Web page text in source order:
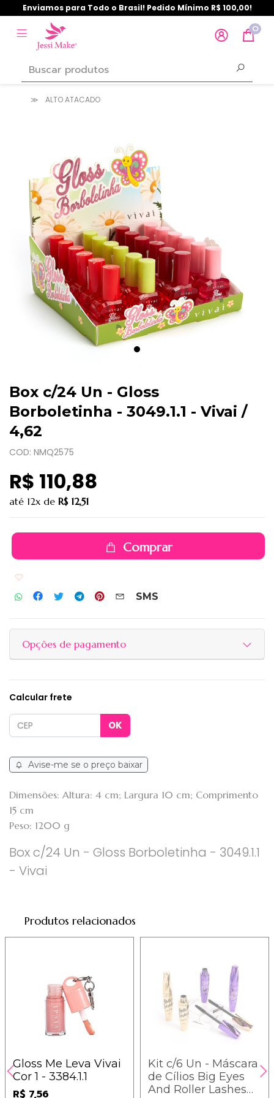
Enviamos para Todo o Brasil! Pedido Mínimo R$ 100,00!
0
ALTO ATACADO
Box c/24 Un - Gloss
Borboletinha - 3049.1.1 - Vivai /
4,62
COD: NMQ2575
R$ 110,88
até 12x de R$ 12,51
Comprar
SMS
Opções de pagamento
Calcular frete
Avise-me se o preço baixar
Dimensões: Altura: 4 cm; Largura 10 cm; Comprimento
15 cm
Peso: 1200 g
Box c/24 Un - Gloss Borboletinha - 3049.1.1
- Vivai
Produtos relacionados
Gloss Me Leva Vivai
Cor 1 - 3384.1.1
R$ 7,56
Kit c/6 Un - Máscara
de Cílios Big Eyes
And Roller Lashes